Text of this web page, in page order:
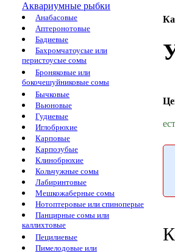
Аквариумные рыбки
Анабасовые
Аптеронотовые
Бадиевые
Бахромчатоусые или
перистоусые сомы
Броняковые или
бокочешуйниковые сомы
Бычковые
Вьюновые
Гудиевые
Иглобрюхие
Карповые
Карпозубые
Клинобрюхие
Кольчужные сомы
Лабиринтовые
Мешкожаберные сомы
Нотоптеровые или спиноперые
Панцирные сомы или
каллихтовые
Пецилиевые
Пимелодовые или